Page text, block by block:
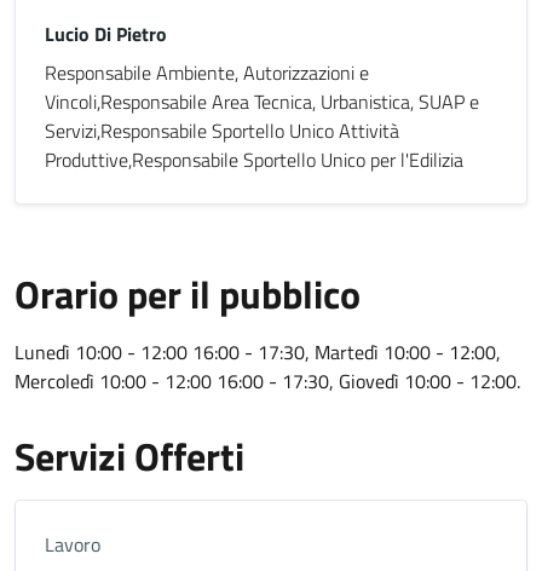
Lucio Di Pietro
Responsabile Ambiente, Autorizzazioni e
Vincoli,Responsabile Area Tecnica, Urbanistica, SUAP e
Servizi,Responsabile Sportello Unico Attività
Produttive,Responsabile Sportello Unico per l'Edilizia
Orario per il pubblico
Lunedì 10:00 - 12:00 16:00 - 17:30, Martedì 10:00 - 12:00,
Mercoledì 10:00 - 12:00 16:00 - 17:30, Giovedì 10:00 - 12:00.
Servizi Offerti
Lavoro